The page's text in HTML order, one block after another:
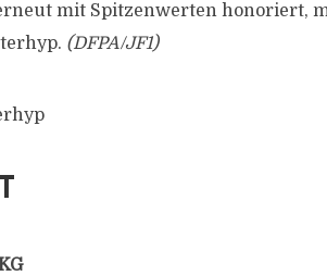
mit Spitzenwerten honoriert,
(DFPA/JF1)